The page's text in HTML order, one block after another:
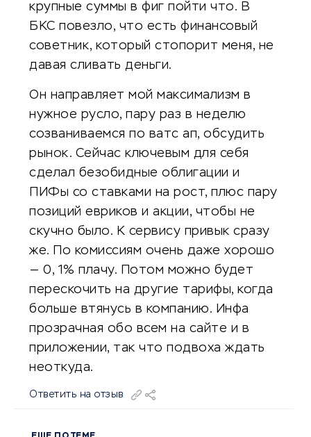
крупные суммы в фиг пойти что. В
БКС повезло, что есть финансовый
советник, который стопорит меня, не
давая сливать деньги.
Он направляет мой максимализм в
нужное русло, пару раз в неделю
созваниваемся по ватс ап, обсудить
рынок. Сейчас ключевым для себя
сделал безобидные облигации и
ПИФы со ставками на рост, плюс пару
позиций евриков и акции, чтобы не
скучно было. К сервису привык сразу
же. По комиссиям очень даже хорошо
— 0, 1% плачу. Потом можно будет
перескочить на другие тарифы, когда
больше втянусь в компанию. Инфа
прозрачная обо всем на сайте и в
приложении, так что подвоха ждать
неоткуда.
Ответить на отзыв